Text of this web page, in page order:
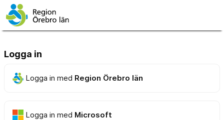
Logga in
Logga in med Region Örebro län
Logga in med Microsoft